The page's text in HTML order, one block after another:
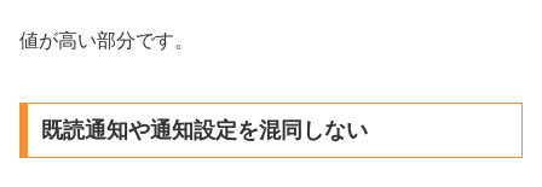
値が高い部分です。
既読通知や通知設定を混同しない